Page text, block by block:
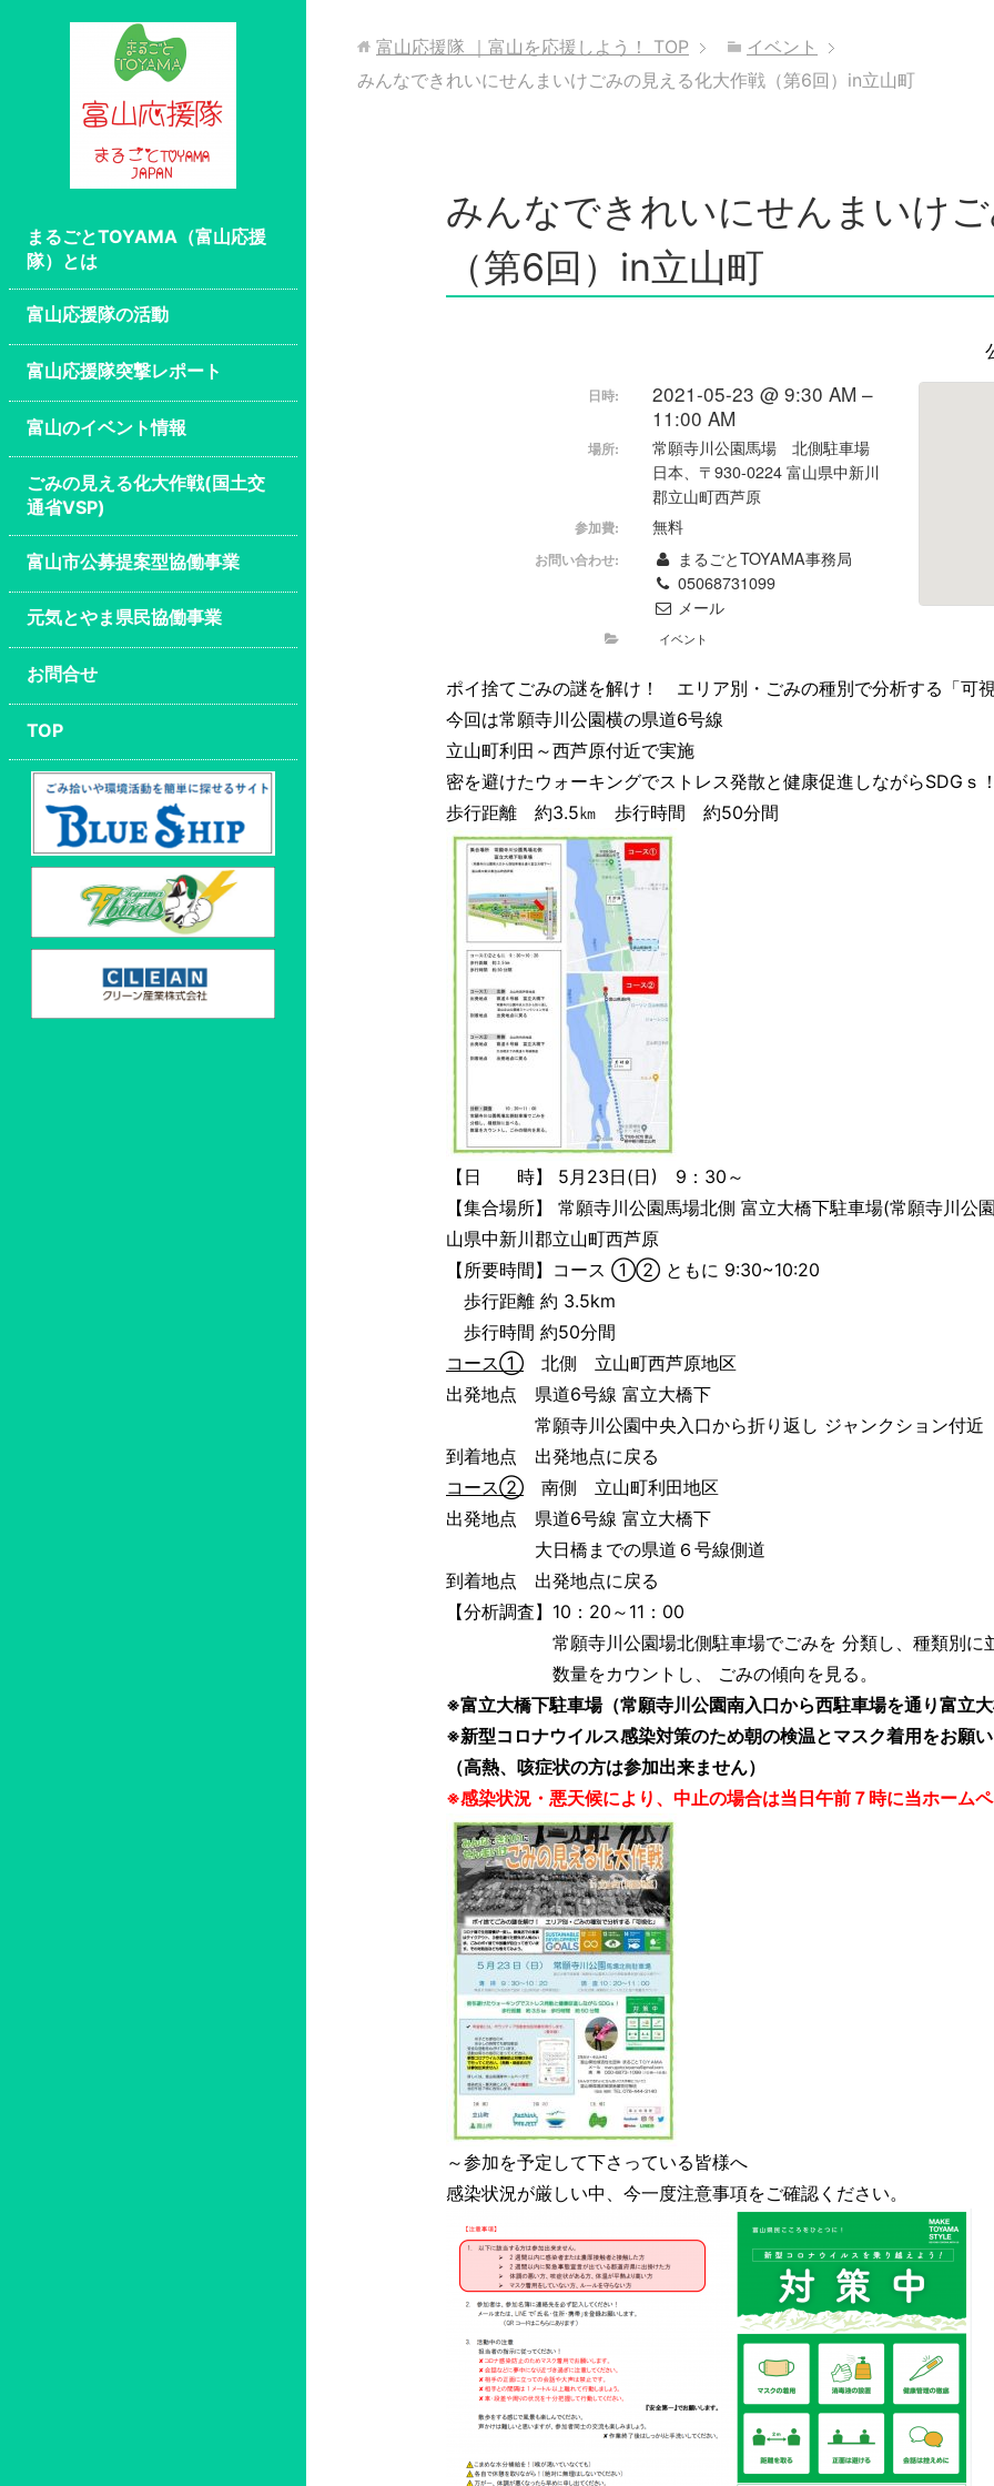
まるごとTOYAMA（富山応援
隊）とは
富山応援隊の活動
富山応援隊突撃レポート
富山のイベント情報
ごみの見える化大作戦(国土交
通省VSP)
富山市公募提案型協働事業
元気とやま県民協働事業
お問合せ
TOP
富山応援隊 ｜富山を応援しよう！ TOP
イベント
みんなできれいにせんまいけごみの見える化大作戦（第6回）in立山町
みんなできれいにせんまいけ
（第6回）in立山町
日時:
2021-05-23 @ 9:30 AM –
11:00 AM
場所:
常願寺川公園馬場 北側駐車場
日本、〒930-0224 富山県中新川
郡立山町西芦原
参加費: 無料
お問い合わせ:
まるごとTOYAMA事務局
05068731099
メール
イベント
ポイ捨てごみの謎を解け！ エリア別・ごみの種別で分析する「可視
今回は常願寺川公園横の県道6号線
立山町利田～西芦原付近で実施
密を避けたウォーキングでストレス発散と健康促進しながらSDGｓ！
歩行距離 約3.5㎞ 歩行時間 約50分間
【日 時】 5月23日(日) 9：30～
【集合場所】 常願寺川公園馬場北側 富立大橋下駐車場(常願寺川
山県中新川郡立山町西芦原
【所要時間】コース ①② ともに 9:30~10:20
歩行距離 約 3.5km
歩行時間 約50分間
コース① 北側 立山町西芦原地区
出発地点 県道6号線 富立大橋下
常願寺川公園中央入口から折り返し ジャンクション付近
到着地点 出発地点に戻る
コース② 南側 立山町利田地区
出発地点 県道6号線 富立大橋下
大日橋までの県道６号線側道
到着地点 出発地点に戻る
【分析調査】10：20～11：00
常願寺川公園場北側駐車場でごみを 分類し、種類別に並
数量をカウントし、 ごみの傾向を見る。
※富立大橋下駐車場（常願寺川公園南入口から西駐車場を通り富立大
※新型コロナウイルス感染対策のため朝の検温とマスク着用をお願い
（高熱、咳症状の方は参加出来ません）
※感染状況・悪天候により、中止の場合は当日午前７時に当ホームペ
～参加を予定して下さっている皆様へ
感染状況が厳しい中、今一度注意事項をご確認ください。